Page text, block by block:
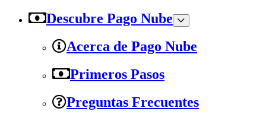
Descubre Pago Nube
Acerca de Pago Nube
Primeros Pasos
Preguntas Frecuentes